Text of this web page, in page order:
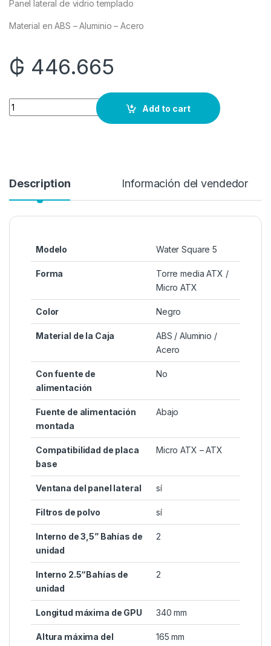
Panel lateral de vidrio templado
Material en ABS – Aluminio – Acero
₲ 446.665
Quantity
Add to cart
Description Información del vendedor
Modelo Water Square 5
Forma
Torre media ATX /
Micro ATX
Color Negro
Material de la Caja
ABS / Aluminio /
Acero
Con fuente de
alimentación
No
Fuente de alimentación
montada
Abajo
Compatibilidad de placa
base
Micro ATX – ATX
Ventana del panel lateral sí
Filtros de polvo sí
Interno de 3,5” Bahías de
unidad
2
Interno 2.5“Bahías de
unidad
2
Longitud máxima de GPU 340 mm
Altura máxima del
165 mm